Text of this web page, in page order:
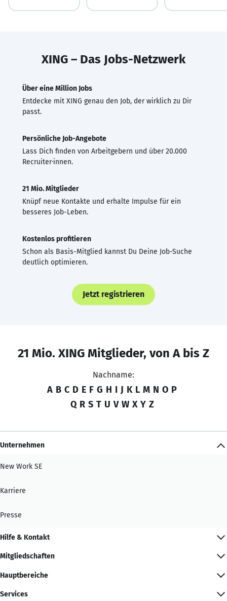
XING – Das Jobs-Netzwerk
Über eine Million Jobs
Entdecke mit XING genau den Job, der wirklich zu Dir
passt.
Persönliche Job-Angebote
Lass Dich finden von Arbeitgebern und über 20.000
Recruiter·innen.
21 Mio. Mitglieder
Knüpf neue Kontakte und erhalte Impulse für ein
besseres Job-Leben.
Kostenlos profitieren
Schon als Basis-Mitglied kannst Du Deine Job-Suche
deutlich optimieren.
Jetzt registrieren
21 Mio. XING Mitglieder, von A bis Z
Nachname:
A B C D E F G H I J K L M N O P
Q R S T U V W X Y Z
Unternehmen
New Work SE
Karriere
Presse
Hilfe & Kontakt
Mitgliedschaften
Hauptbereiche
Services